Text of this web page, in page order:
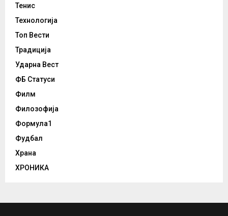
Тенис
Технологија
Топ Вести
Традиција
Ударна Вест
ФБ Статуси
Филм
Филозофија
Формула1
Фудбал
Храна
ХРОНИКА